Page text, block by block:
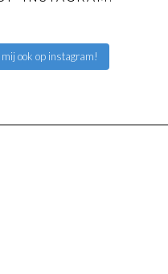
mij ook op instagram!